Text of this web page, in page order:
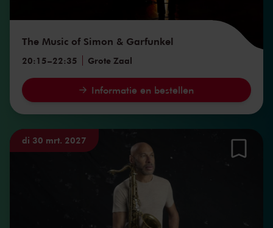
The Music of Simon & Garfunkel
20:15–22:35 Grote Zaal
Informatie en bestellen
di 30 mrt. 2027